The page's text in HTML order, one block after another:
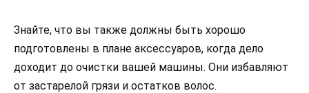
Знайте, что вы также должны быть хорошо
подготовлены в плане аксессуаров, когда дело
доходит до очистки вашей машины. Они избавляют
от застарелой грязи и остатков волос.